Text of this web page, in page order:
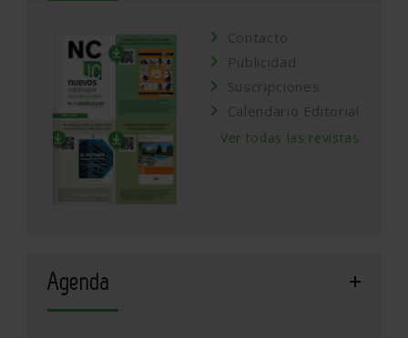
Contacto
Publicidad
Suscripciones
Calendario Editorial
Ver todas las revistas
Agenda